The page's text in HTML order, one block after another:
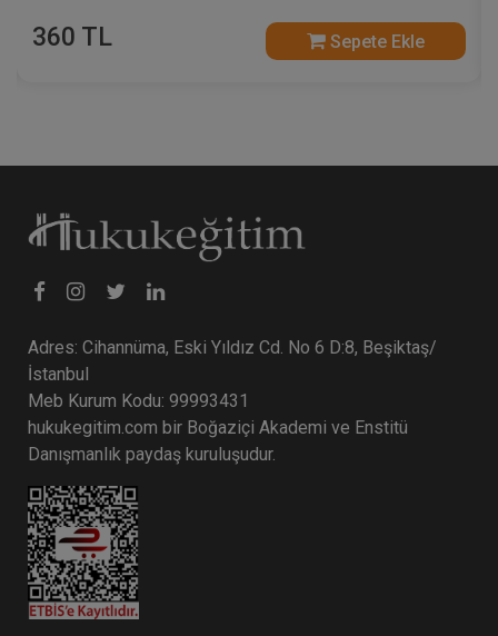
360 TL Sepete Ekle
Adres: Cihannüma, Eski Yıldız Cd. No 6 D:8, Beşiktaş/
İstanbul
Meb Kurum Kodu: 99993431
hukukegitim.com bir Boğaziçi Akademi ve Enstitü
Danışmanlık paydaş kuruluşudur.